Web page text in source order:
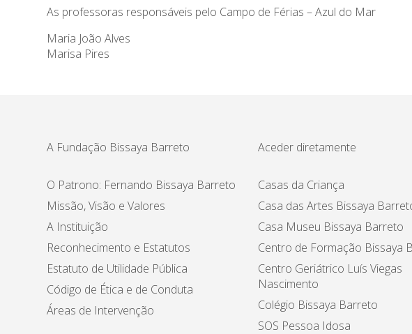
As professoras responsáveis pelo Campo de Férias – Azul do Mar
Maria João Alves
Marisa Pires
A Fundação Bissaya Barreto
O Patrono: Fernando Bissaya Barreto
Missão, Visão e Valores
A Instituição
Reconhecimento e Estatutos
Estatuto de Utilidade Pública
Código de Ética e de Conduta
Áreas de Intervenção
Aceder diretamente
Casas da Criança
Casa das Artes Bissaya
Casa Museu Bissaya Barreto
Centro de Formação Bissaya
Centro Geriátrico Luís Viegas
Nascimento
Colégio Bissaya Barreto
SOS Pessoa Idosa